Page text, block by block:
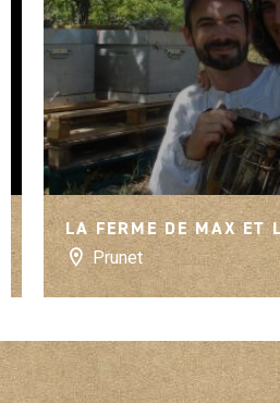
LA FERME DE MAX ET
Prunet